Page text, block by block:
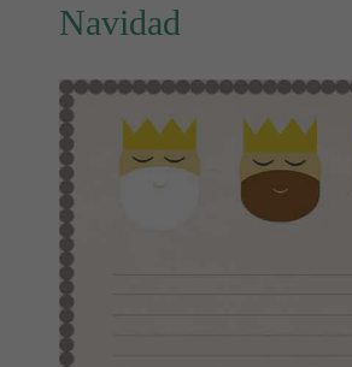
Navidad